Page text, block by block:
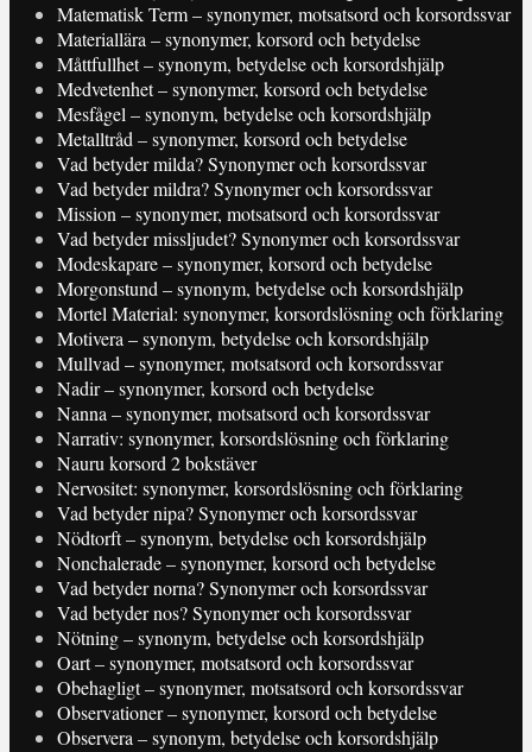
Matematisk Term – synonymer, motsatsord och korsordssvar
Materiallära – synonymer, korsord och betydelse
Måttfullhet – synonym, betydelse och korsordshjälp
Medvetenhet – synonymer, korsord och betydelse
Mesfågel – synonym, betydelse och korsordshjälp
Metalltråd – synonymer, korsord och betydelse
Vad betyder milda? Synonymer och korsordssvar
Vad betyder mildra? Synonymer och korsordssvar
Mission – synonymer, motsatsord och korsordssvar
Vad betyder missljudet? Synonymer och korsordssvar
Modeskapare – synonymer, korsord och betydelse
Morgonstund – synonym, betydelse och korsordshjälp
Mortel Material: synonymer, korsordslösning och förklaring
Motivera – synonym, betydelse och korsordshjälp
Mullvad – synonymer, motsatsord och korsordssvar
Nadir – synonymer, korsord och betydelse
Nanna – synonymer, motsatsord och korsordssvar
Narrativ: synonymer, korsordslösning och förklaring
Nauru korsord 2 bokstäver
Nervositet: synonymer, korsordslösning och förklaring
Vad betyder nipa? Synonymer och korsordssvar
Nödtorft – synonym, betydelse och korsordshjälp
Nonchalerade – synonymer, korsord och betydelse
Vad betyder norna? Synonymer och korsordssvar
Vad betyder nos? Synonymer och korsordssvar
Nötning – synonym, betydelse och korsordshjälp
Oart – synonymer, motsatsord och korsordssvar
Obehagligt – synonymer, motsatsord och korsordssvar
Observationer – synonymer, korsord och betydelse
Observera – synonym, betydelse och korsordshjälp